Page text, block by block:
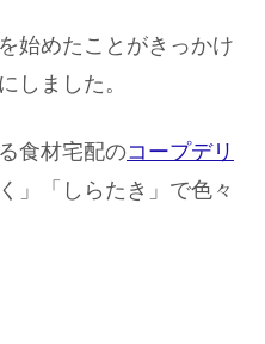
始めたことがきっかけ
しました。
食材宅配のコープデリ
」「しらたき」で色々